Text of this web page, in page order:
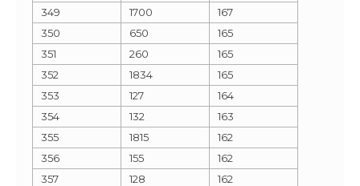
349
1700
167
350
650
165
351
260
165
352
1834
165
353
127
164
354
132
163
355
1815
162
356
155
162
357
128
162